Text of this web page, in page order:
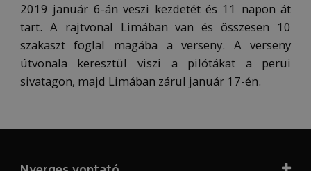
2019 január 6-án veszi kezdetét és 11 napon át
tart. A rajtvonal Limában van és összesen 10
szakaszt foglal magába a verseny. A verseny
útvonala keresztül viszi a pilótákat a perui
sivatagon, majd Limában zárul január 17-én.